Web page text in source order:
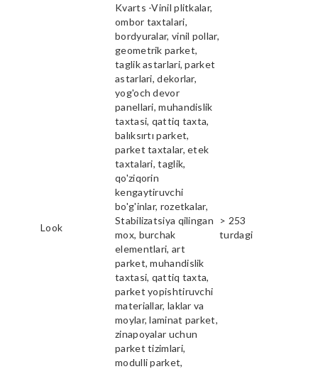
Look
Kvarts -Vinil plitkalar,
ombor taxtalari,
bordyuralar, vinil pollar,
geometrik parket,
taglik astarlari, parket
astarlari, dekorlar,
yog'och devor
panellari, muhandislik
taxtasi, qattiq taxta,
balıksırtı parket,
parket taxtalar, etek
taxtalari, taglik,
qo'ziqorin
kengaytiruvchi
bo'g'inlar, rozetkalar,
Stabilizatsiya qilingan
mox, burchak
elementlari, art
parket, muhandislik
taxtasi, qattiq taxta,
parket yopishtiruvchi
materiallar, laklar va
moylar, laminat parket,
zinapoyalar uchun
parket tizimlari,
modulli parket,
> 253
turdagi